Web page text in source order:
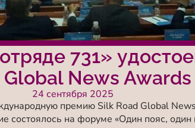
731»
Global News Awards
24 сентября 2025
премию Silk Road Global
состоялось на форуме «Один пояс, один